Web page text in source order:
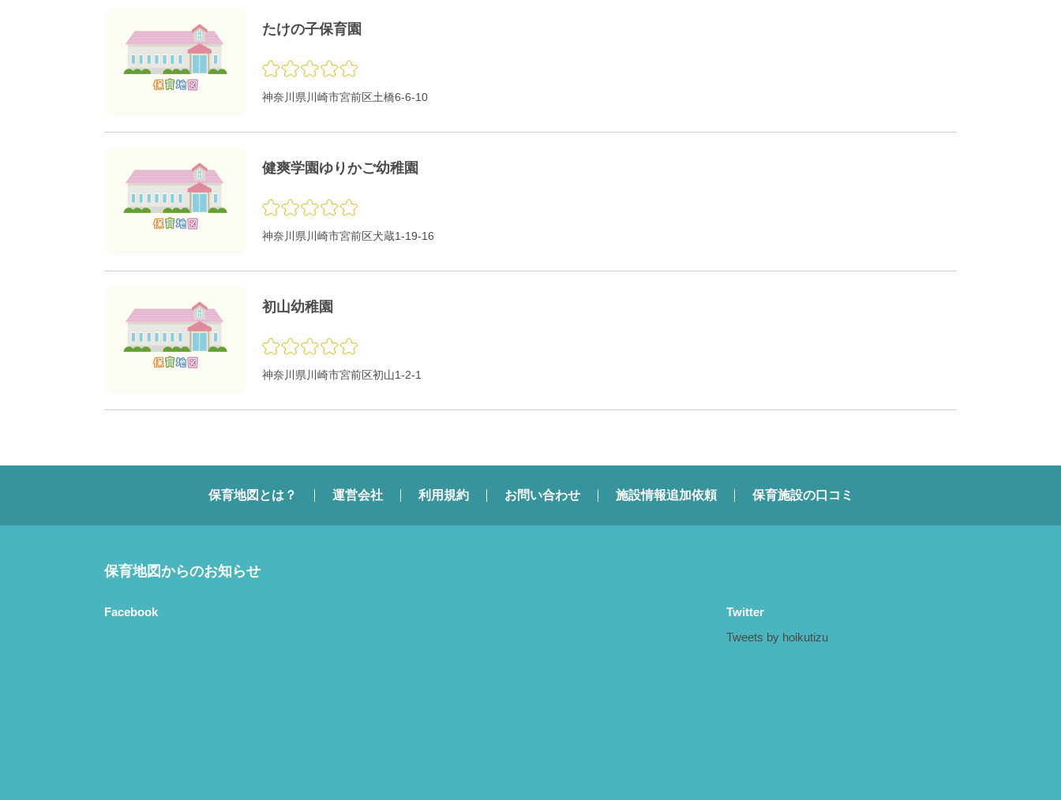
たけの子保育園
神奈川県川崎市宮前区土橋6-6-10
健爽学園ゆりかご幼稚園
神奈川県川崎市宮前区犬蔵1-19-16
初山幼稚園
神奈川県川崎市宮前区初山1-2-1
保育地図とは？ 運営会社 利用規約 お問い合わせ 施設情報追加依頼 保育施設の口コミ
保育地図からのお知らせ
Facebook
Twitter
Tweets by hoikutizu